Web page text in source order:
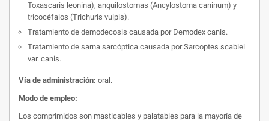
Toxascaris leonina), anquilostomas (Ancylostoma caninum) y
tricocéfalos (Trichuris vulpis).
Tratamiento de demodecosis causada por Demodex canis.
Tratamiento de sarna sarcóptica causada por Sarcoptes scabiei
var. canis.
Vía de administración: oral.
Modo de empleo:
Los comprimidos son masticables y palatables para la mayoría de